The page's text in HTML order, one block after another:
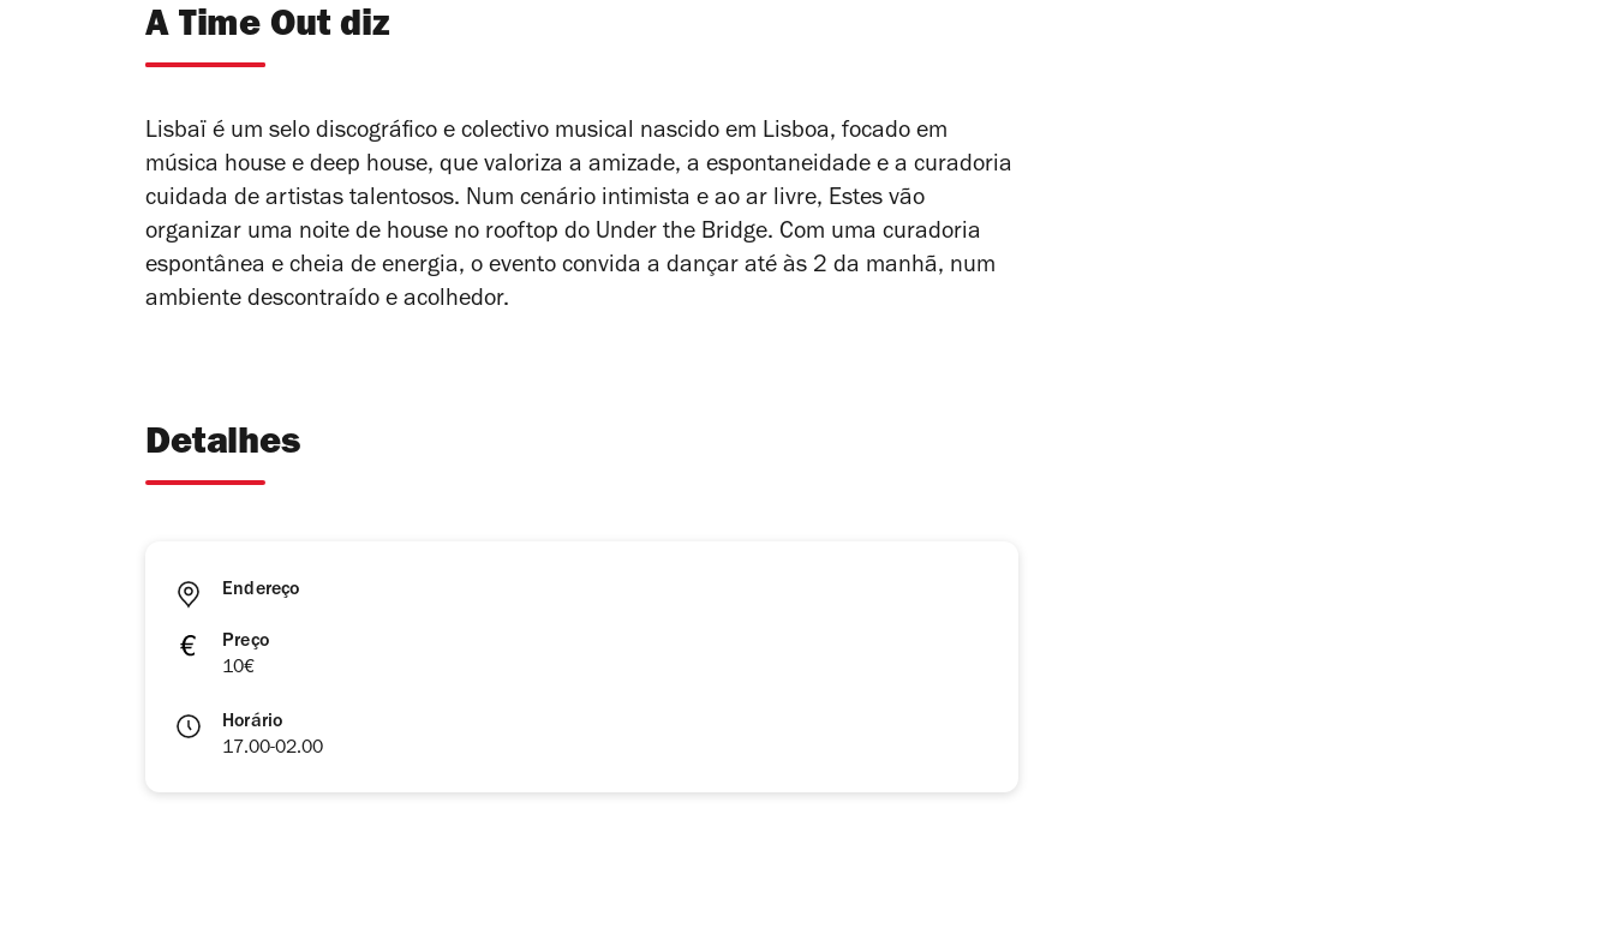
A Time Out diz
Lisbaï é um selo discográfico e colectivo musical nascido em Lisboa, focado em
música house e deep house, que valoriza a amizade, a espontaneidade e a curadoria
cuidada de artistas talentosos. Num cenário intimista e ao ar livre, Estes vão
organizar uma noite de house no rooftop do Under the Bridge. Com uma curadoria
espontânea e cheia de energia, o evento convida a dançar até às 2 da manhã, num
ambiente descontraído e acolhedor.
Detalhes
Endereço
Preço
10€
Horário
17.00-02.00